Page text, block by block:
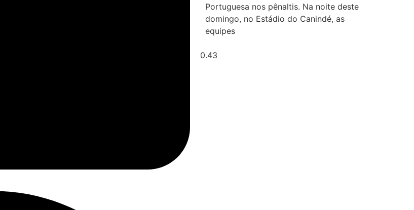
Portuguesa nos pênaltis. Na noite deste
domingo, no Estádio do Canindé, as
equipes